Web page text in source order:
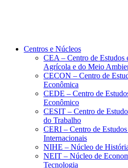
Centros e Núcleos
CEA – Centro de Estudos
Agrícola e do Meio
CECON – Centro de
Econômica
CEDE – Centro de
Econômico
CESIT – Centro de
do Trabalho
CERI – Centro de
Internacionais
NIHE – Núcleo de
NEIT – Núcleo de
Tecnologia